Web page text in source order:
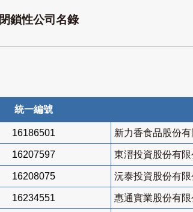
閉鎖性公司名錄
統一編號
16186501 新力香食品股份有
16207597 東溍投資股份有限
16208075 沅泰投資股份有限
16234551 惠通實業股份有限